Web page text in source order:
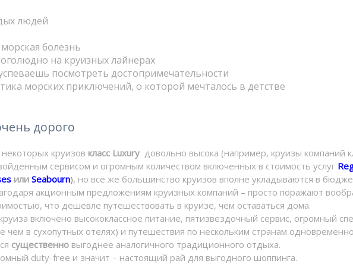
людей
болезнь
на круизных лайнерах
посмотреть достопримечательности
морских приключений, о которой мечталось в детстве
дорого
круизов класс Luxury довольно высока (например, круизы компаний
сервисом и огромным количеством включенных в стоимость услуг
или Seabourn), но всё же большинство круизов вполне укладываются в
акционным предложениям круизных компаний – просто поражают
что дешевле путешествовать в круизе, чем оставаться дома.
включено высококлассное питание, пятизвездочный сервис, огромный
чем в сухопутных отелях) и путешествия по нескольким странам
существенно выгоднее аналогичного традиционного отдыха.
duty-free и значит – настоящий рай для выгодного шоппинга.